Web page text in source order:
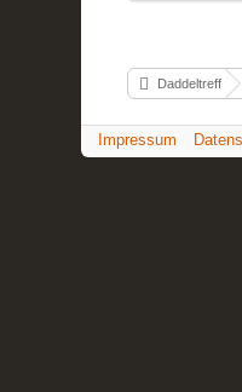
Daddeltreff
Impressum